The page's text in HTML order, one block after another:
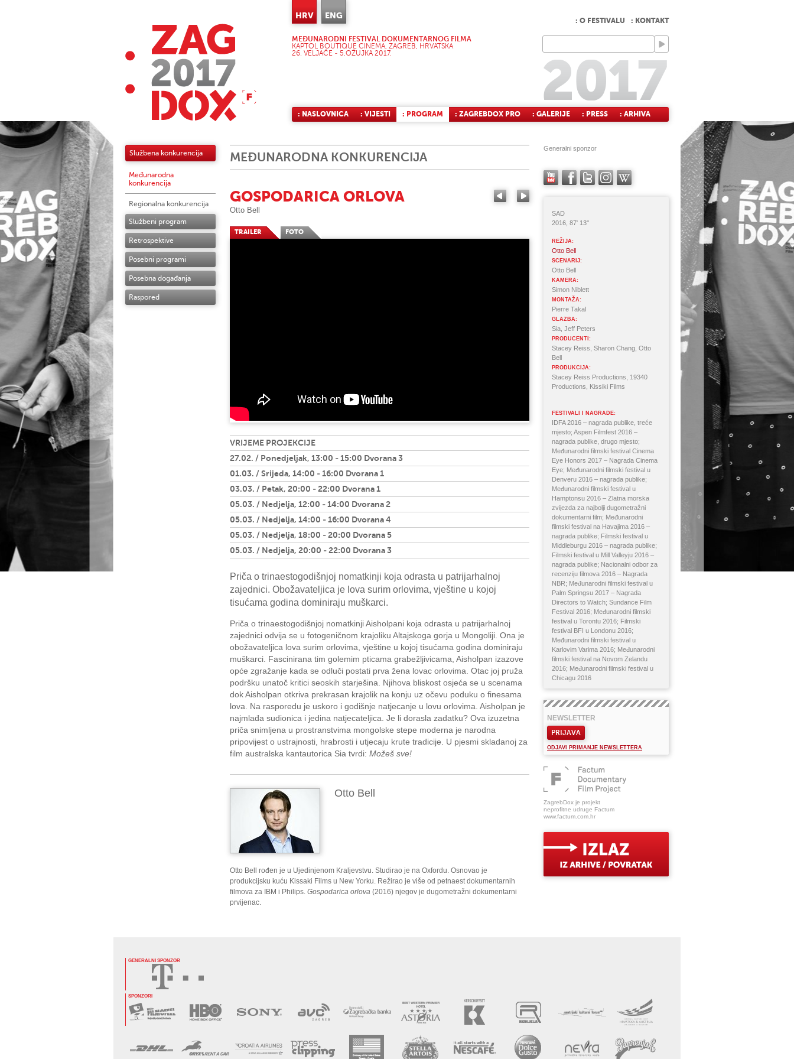
HRV ENG
: O FESTIVALU : KONTAKT
MEĐUNARODNI FESTIVAL DOKUMENTARNOG FILMA
KAPTOL BOUTIQUE CINEMA, ZAGREB, HRVATSKA
26. VELJAČE - 5.OŽUJKA 2017.
: NASLOVNICA : VIJESTI : PROGRAM : ZAGREBDOX PRO : GALERIJE : PRESS : ARHIVA
Službena konkurencija
Međunarodna
konkurencija
Regionalna konkurencija
Službeni program
Retrospektive
Posebni programi
Posebna događanja
Raspored
MEĐUNARODNA KONKURENCIJA
GOSPODARICA ORLOVA
Otto Bell
TRAILER FOTO
VRIJEME PROJEKCIJE
27.02. / Ponedjeljak, 13:00 - 15:00 Dvorana 3
01.03. / Srijeda, 14:00 - 16:00 Dvorana 1
03.03. / Petak, 20:00 - 22:00 Dvorana 1
05.03. / Nedjelja, 12:00 - 14:00 Dvorana 2
05.03. / Nedjelja, 14:00 - 16:00 Dvorana 4
05.03. / Nedjelja, 18:00 - 20:00 Dvorana 5
05.03. / Nedjelja, 20:00 - 22:00 Dvorana 3
Priča o trinaestogodišnjoj nomatkinji koja odrasta u patrijarhalnoj
zajednici. Obožavateljica je lova surim orlovima, vještine u kojoj
tisućama godina dominiraju muškarci.
Priča o trinaestogodišnjoj nomatkinji Aisholpani koja odrasta u patrijarhalnoj
zajednici odvija se u fotogeničnom krajoliku Altajskoga gorja u Mongoliji. Ona je
obožavateljica lova surim orlovima, vještine u kojoj tisućama godina dominiraju
muškarci. Fascinirana tim golemim pticama grabežljivicama, Aisholpan izazove
opće zgražanje kada se odluči postati prva žena lovac orlovima. Otac joj pruža
podršku unatoč kritici seoskih starješina. Njihova bliskost osjeća se u scenama
dok Aisholpan otkriva prekrasan krajolik na konju uz očevu poduku o finesama
lova. Na rasporedu je uskoro i godišnje natjecanje u lovu orlovima. Aisholpan je
najmlađa sudionica i jedina natjecateljica. Je li dorasla zadatku? Ova izuzetna
priča snimljena u prostranstvima mongolske stepe moderna je narodna
pripovijest o ustrajnosti, hrabrosti i utjecaju krute tradicije. U pjesmi skladanoj za
film australska kantautorica Sia tvrdi: Možeš sve!
Otto Bell
Otto Bell rođen je u Ujedinjenom Kraljevstvu. Studirao je na Oxfordu. Osnovao je
produkcijsku kuću Kissaki Films u New Yorku. Režirao je više od petnaest dokumentarnih
filmova za IBM i Philips. Gospodarica orlova (2016) njegov je dugometražni dokumentarni
prvijenac.
Generalni sponzor
SAD
2016, 87' 13''
REŽIJA:
Otto Bell
SCENARIJ:
Otto Bell
KAMERA:
Simon Niblett
MONTAŽA:
Pierre Takal
GLAZBA:
Sia, Jeff Peters
PRODUCENTI:
Stacey Reiss, Sharon Chang, Otto
Bell
PRODUKCIJA:
Stacey Reiss Productions, 19340
Productions, Kissiki Films
FESTIVALI I NAGRADE:
IDFA 2016 – nagrada publike, treće
mjesto; Aspen Filmfest 2016 –
nagrada publike, drugo mjesto;
Međunarodni filmski festival Cinema
Eye Honors 2017 – Nagrada Cinema
Eye; Međunarodni filmski festival u
Denveru 2016 – nagrada publike;
Međunarodni filmski festival u
Hamptonsu 2016 – Zlatna morska
zvijezda za najbolji dugometražni
dokumentarni film; Međunarodni
filmski festival na Havajima 2016 –
nagrada publike; Filmski festival u
Middleburgu 2016 – nagrada publike;
Filmski festival u Mill Valleyju 2016 –
nagrada publike; Nacionalni odbor za
recenziju filmova 2016 – Nagrada
NBR; Međunarodni filmski festival u
Palm Springsu 2017 – Nagrada
Directors to Watch; Sundance Film
Festival 2016; Međunarodni filmski
festival u Torontu 2016; Filmski
festival BFI u Londonu 2016;
Međunarodni filmski festival u
Karlovim Varima 2016; Međunarodni
filmski festival na Novom Zelandu
2016; Međunarodni filmski festival u
Chicagu 2016
NEWSLETTER
PRIJAVA
ODJAVI PRIMANJE NEWSLETTERA
ZagrebDox je projekt
neprofitne udruge Factum
www.factum.com.hr
GENERALNI SPONZOR
SPONZORI